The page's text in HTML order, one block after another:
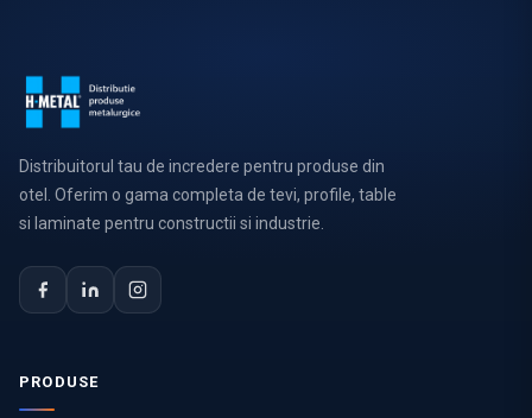
Distribuitorul tau de incredere pentru produse din
otel. Oferim o gama completa de tevi, profile, table
si laminate pentru constructii si industrie.
PRODUSE